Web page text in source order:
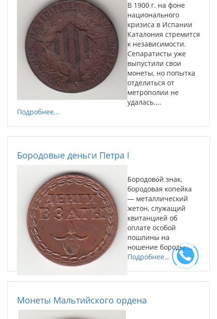
В 1900 г. на фоне
национального
кризиса в Испании
Каталония стремится
к независимости.
Сепаратисты уже
выпустили свои
монеты, но попытка
отделиться от
метрополии не
удалась....
Подробнее...
Бородовые деньги Петра I
Бородово́й знак,
бородовая копейка
— металлический
жетон, служащий
квитанцией об
оплате особой
пошлины на
ношение бороды....
Подробнее...
Монеты Мальтийского ордена